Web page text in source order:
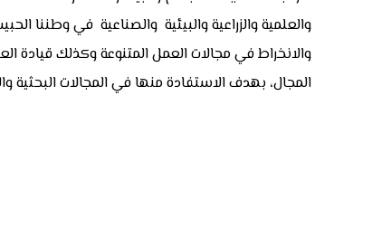
والعلمية والزراعية والبيئية والصناعية في وطننا
والانخراط في مجالات العمل المتنوعة وكذلك قيادة
المجال، بهدف الاستفادة منها في المجالات البحثية